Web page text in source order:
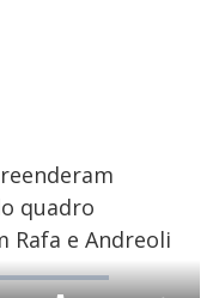
quadro
Rafa e Andreoli